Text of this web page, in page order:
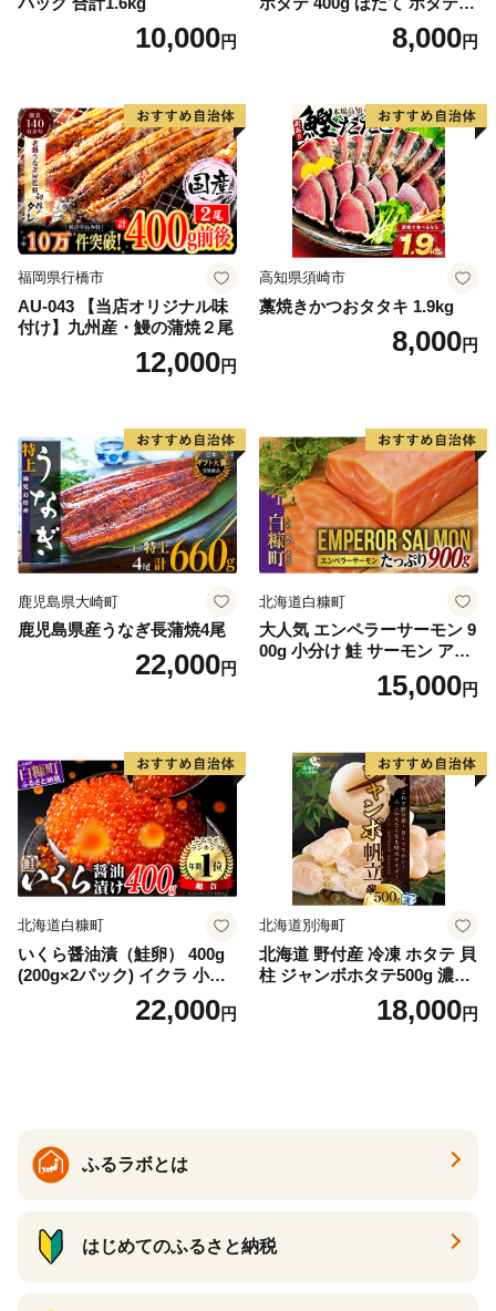
10,000円 8,000円
福岡県行橋市
AU-043 【当店オリジナル味
付け】九州産・鰻の蒲焼２尾
12,000円
高知県須崎市
藁焼きかつおタタキ 1.9kg
8,000円
鹿児島県大崎町
鹿児島県産うなぎ長蒲焼4尾
22,000円
北海道白糠町
大人気 エンペラーサーモン 9
00g 小分け 鮭 サーモン アト
ランティックサーモン 水産
庁長官賞 受賞 さけ シャケ し
満足 美味しい 贈答 生食用 刺
身 お刺身 刺し身 魚介類 海鮮
冷凍 厚切り 薄切り ふるさと
納税 ふるさとチョイス チョ
イス 北海道 白糠町
15,000円
北海道白糠町
いくら醤油漬（鮭卵） 400g
(200g×2パック) イクラ 小分
け いくら醤油漬 鮭いくら い
くら醤油漬け 鮭 鮭卵 ikura
22,000円
北海道別海町
北海道 野付産 冷凍 ホタテ 貝
柱 ジャンボホタテ500g 濃厚
な旨味と甘み （ほたて ホタ
テ 帆立 貝柱 ホタテ貝柱 大玉
18,000円
ふるラボとは
はじめてのふるさと納税